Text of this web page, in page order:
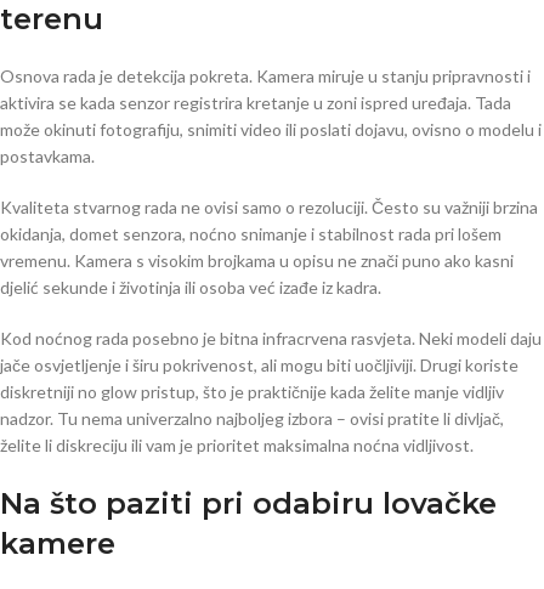
terenu
Osnova rada je detekcija pokreta. Kamera miruje u stanju pripravnosti i
aktivira se kada senzor registrira kretanje u zoni ispred uređaja. Tada
može okinuti fotografiju, snimiti video ili poslati dojavu, ovisno o modelu i
postavkama.
Kvaliteta stvarnog rada ne ovisi samo o rezoluciji. Često su važniji brzina
okidanja, domet senzora, noćno snimanje i stabilnost rada pri lošem
vremenu. Kamera s visokim brojkama u opisu ne znači puno ako kasni
djelić sekunde i životinja ili osoba već izađe iz kadra.
Kod noćnog rada posebno je bitna infracrvena rasvjeta. Neki modeli daju
jače osvjetljenje i širu pokrivenost, ali mogu biti uočljiviji. Drugi koriste
diskretniji no glow pristup, što je praktičnije kada želite manje vidljiv
nadzor. Tu nema univerzalno najboljeg izbora – ovisi pratite li divljač,
želite li diskreciju ili vam je prioritet maksimalna noćna vidljivost.
Na što paziti pri odabiru lovačke
kamere